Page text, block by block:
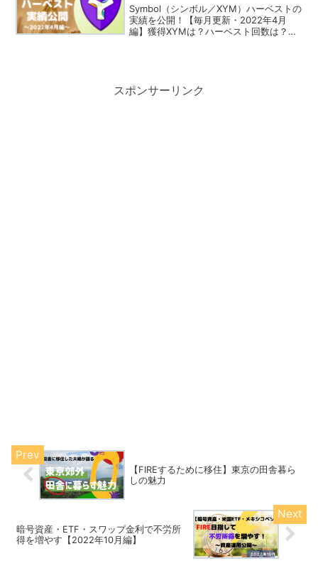
Symbol（シンボル／XYM）ハーベストの
実績を公開！【毎月更新・2022年4月
編】獲得XYMは？ハーベスト回数は？ハ
スポンサーリンク
【FIREするために移住】東京の田舎暮ら
しの魅力
暗号資産・ETF・スワップ金利で不労所
得を増やす【2022年10月編】